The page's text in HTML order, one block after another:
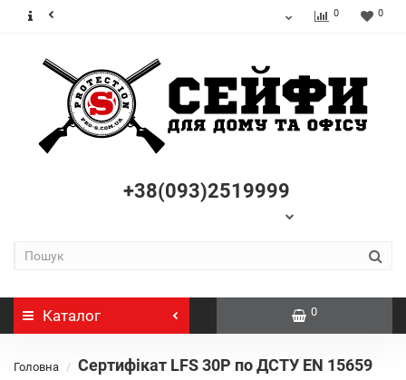
0 0
+38(093)2519999
Каталог 0
Головна Сертифікат LFS 30P по ДСТУ EN 15659